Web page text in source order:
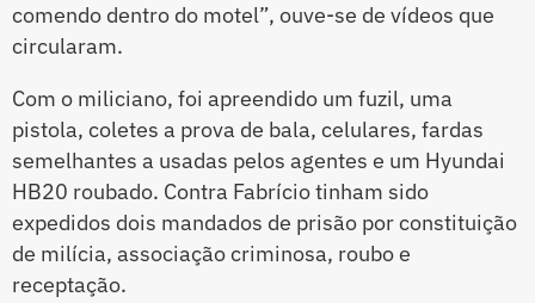
comendo dentro do motel”, ouve-se de vídeos que
circularam.
Com o miliciano, foi apreendido um fuzil, uma
pistola, coletes a prova de bala, celulares, fardas
semelhantes a usadas pelos agentes e um Hyundai
HB20 roubado. Contra Fabrício tinham sido
expedidos dois mandados de prisão por constituição
de milícia, associação criminosa, roubo e
receptação.